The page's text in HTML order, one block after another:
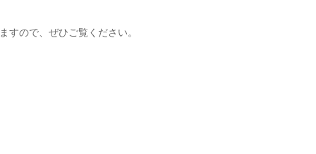
すので、ぜひご覧ください。